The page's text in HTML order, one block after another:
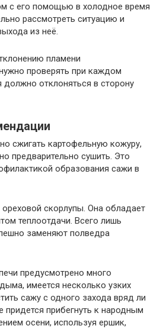
с его помощью в холодное время
рассмотреть ситуацию и
из неё.
проверять при каждом
отклоняться в сторону
сжигать картофельную кожуру,
предварительно сушить. Это
образования сажи в
скорлупы. Она обладает
теплоотдачи. Всего лишь
заменяют полведра
предусмотрено много
имеется несколько узких
сажу с одного захода вряд ли
придется прибегнуть к народным
осени, используя ершик,